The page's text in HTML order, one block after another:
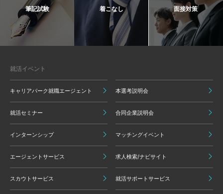
筆記試験 着こなし 面接対策
就活イベント
キャリアパーク就職エージェント 本選考説明会
就活セミナー 合同企業説明会
インターンシップ マッチングイベント
エージェントサービス 求人検索/ナビサイト
スカウトサービス 就活サポートサービス